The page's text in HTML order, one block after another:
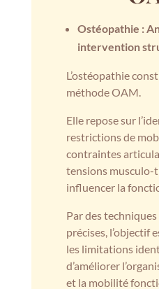
Ostéopathie :
intervention
L’ostéopathie
méthode OAM.
Elle repose sur
restrictions de
contraintes
tensions musculo-
influencer la
Par des
précises, l’objectif
les limitations
d’améliorer
et la mobilité